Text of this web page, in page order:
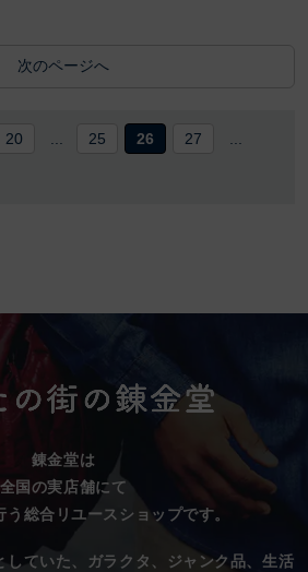
次のページへ
20 25 26 27
錬金堂は
全国の実店舗にて
う総合リユースショップです。
ていた、
ガラクタ、ジャンク品、生活